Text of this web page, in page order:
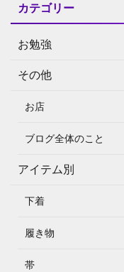
カテゴリー
お勉強
その他
お店
ブログ全体のこと
アイテム別
下着
履き物
帯